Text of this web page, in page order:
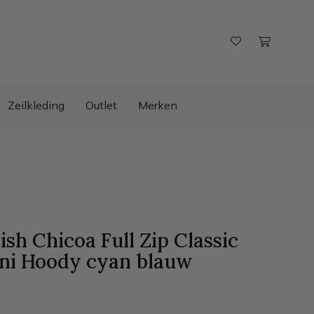
Zeilkleding Outlet Merken
Chicoa Full Zip Classic
Hoody cyan blauw